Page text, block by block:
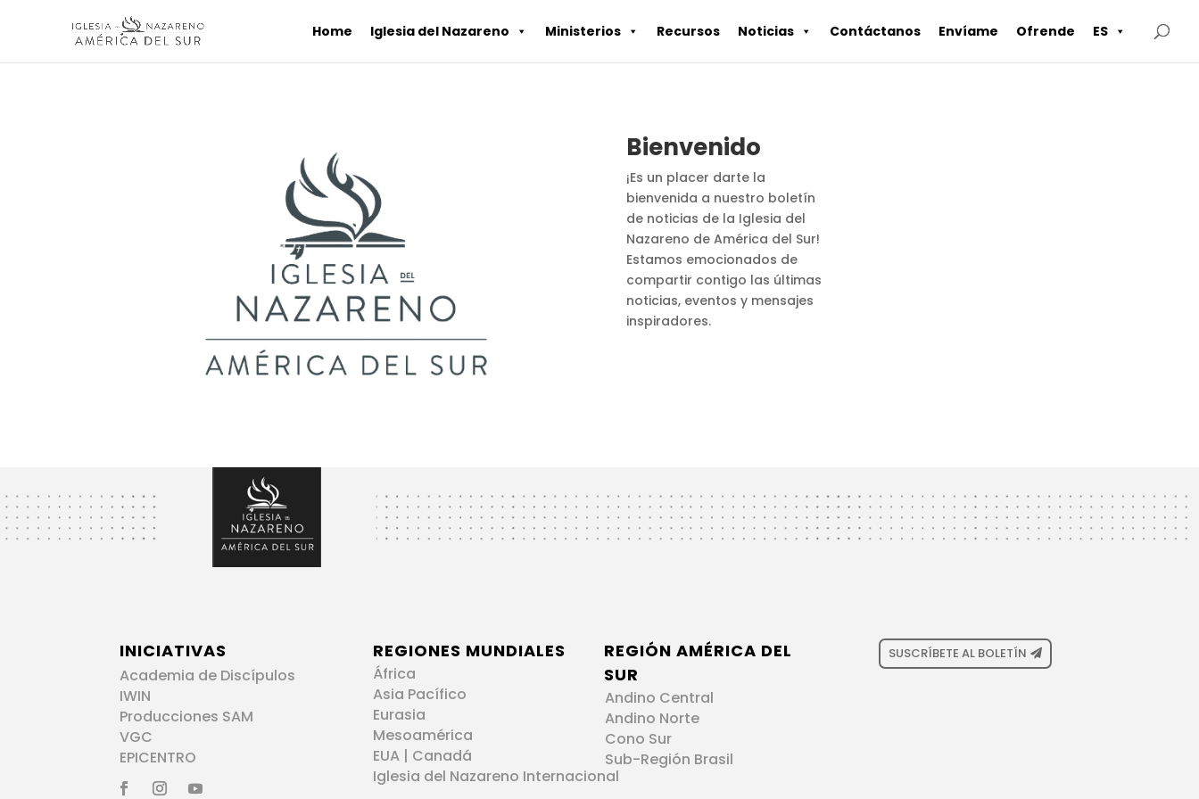
Home Iglesia del Nazareno Ministerios Recursos Noticias Contáctanos Envíame Ofrende ES
Bienvenido
¡Es un placer darte la
bienvenida a nuestro boletín
de noticias de la Iglesia del
Nazareno de América del Sur!
Estamos emocionados de
compartir contigo las últimas
noticias, eventos y mensajes
inspiradores.
INICIATIVAS
Academia de Discípulos
IWIN
Producciones SAM
VGC
EPICENTRO
REGIONES MUNDIALES
África
Asia Pacífico
Eurasia
Mesoamérica
EUA | Canadá
Iglesia del Nazareno Internacional
REGIÓN AMÉRICA DEL
SUR
Andino Central
Andino Norte
Cono Sur
Sub-Región Brasil
SUSCRÍBETE AL BOLETÍN